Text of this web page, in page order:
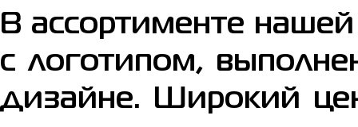
В ассортименте
с логотипом,
дизайне. Широкий